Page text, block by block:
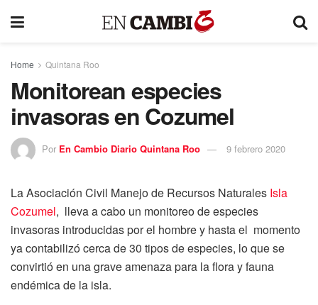
Home Quintana Roo
Monitorean especies
invasoras en Cozumel
Por En Cambio Diario Quintana Roo 9 febrero 2020
La Asociación Civil Manejo de Recursos Naturales Isla
Cozumel, lleva a cabo un monitoreo de especies
invasoras introducidas por el hombre y hasta el momento
ya contabilizó cerca de 30 tipos de especies, lo que se
convirtió en una grave amenaza para la flora y fauna
endémica de la isla.